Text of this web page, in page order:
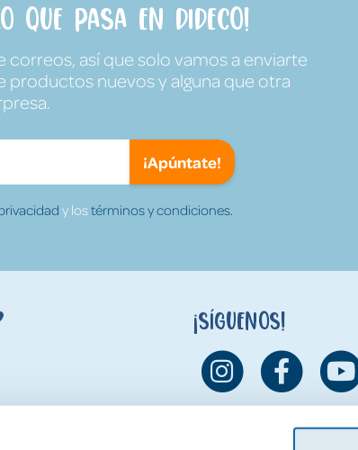
que pasa en Dideco!
así que solo vamos a enviarte
productos nuevos y alguna que otra
¡Apúntate!
y lostérminos y condiciones.
¡Síguenos!